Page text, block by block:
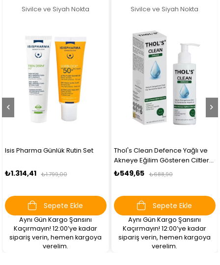
Sivilce ve Siyah Nokta
Thol's Clean Defence Yağlı ve
İçin Nazik Temizleyici Jel 200 ml
₺549,65 ₺688,90
Sepete Ekle
Aynı Gün Kargo Şansını
Kaçırmayın! 12:00’ye kadar
sipariş verin, hemen kargoya
verelim.
Sivilce ve Siyah Nokta
Thol's Pure+ Sebum, Kızarıklık
ve Leke Görünümü İçin Bakım
Serumu 15 ml
₺956,60 ₺1.200,90
Sepete Ekle
Aynı Gün Kargo Şansını
Kaçırmayın! 12:00’ye kadar
sipariş verin, hemen kargoya
verelim.